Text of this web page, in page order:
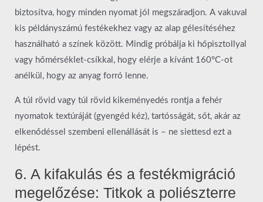
biztosítva, hogy minden nyomat jól megszáradjon. A vakuval
kis példányszámú festékekhez vagy az alap gélesítéséhez
használható a színek között. Mindig próbálja ki hőpisztollyal
vagy hőmérséklet-csíkkal, hogy elérje a kívánt 160°C-ot
anélkül, hogy az anyag forró lenne.
A túl rövid vagy túl rövid kikeményedés rontja a fehér
nyomatok textúráját (gyengéd kéz), tartósságát, sőt, akár az
elkenődéssel szembeni ellenállását is – ne siettesd ezt a
lépést.
6. A kifakulás és a festékmigráció
megelőzése: Titkok a poliészterre